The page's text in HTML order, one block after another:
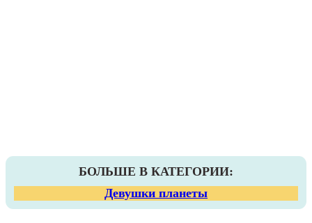
БОЛЬШЕ В КАТЕГОРИИ:
Девушки планеты